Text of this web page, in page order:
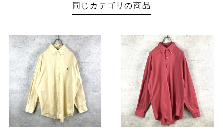
同じカテゴリの商品